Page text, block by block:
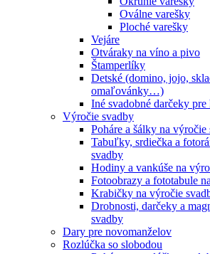
Oválne varešky
Ploché varešky
Vejáre
Otváraky na víno a pivo
Štamperlíky
Detské (domino, jojo,
omaľovánky…)
Iné svadobné darčeky pre
Výročie svadby
Poháre a šálky na výročie
Tabuľky, srdiečka a
svadby
Hodiny a vankúše na
Fotoobrazy a fototabule
Krabičky na výročie
Drobnosti, darčeky a
svadby
Dary pre novomanželov
Rozlúčka so slobodou